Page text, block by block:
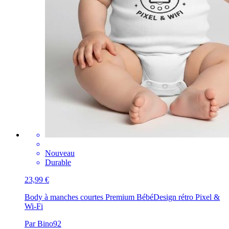
Nouveau
Durable
23,99 €
Body à manches courtes Premium BébéDesign rétro Pixel &
Wi-Fi
Par Bino92